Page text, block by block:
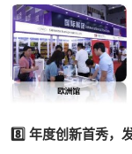
8️⃣ 年度创新首秀，